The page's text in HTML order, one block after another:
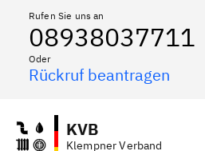
Rufen Sie uns an
08938037711
Oder
Rückruf beantragen
KVB
Klempner Verband